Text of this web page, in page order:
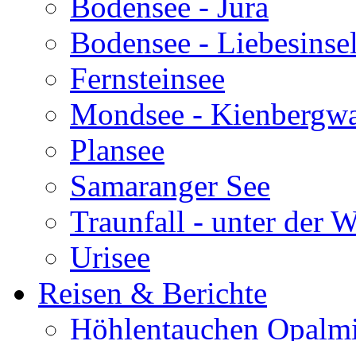
Bodensee -
Fernsteinsee
Mondsee -
Plansee
Samaranger See
Traunfall - unter der
Urisee
Reisen & Berichte
Höhlentauchen